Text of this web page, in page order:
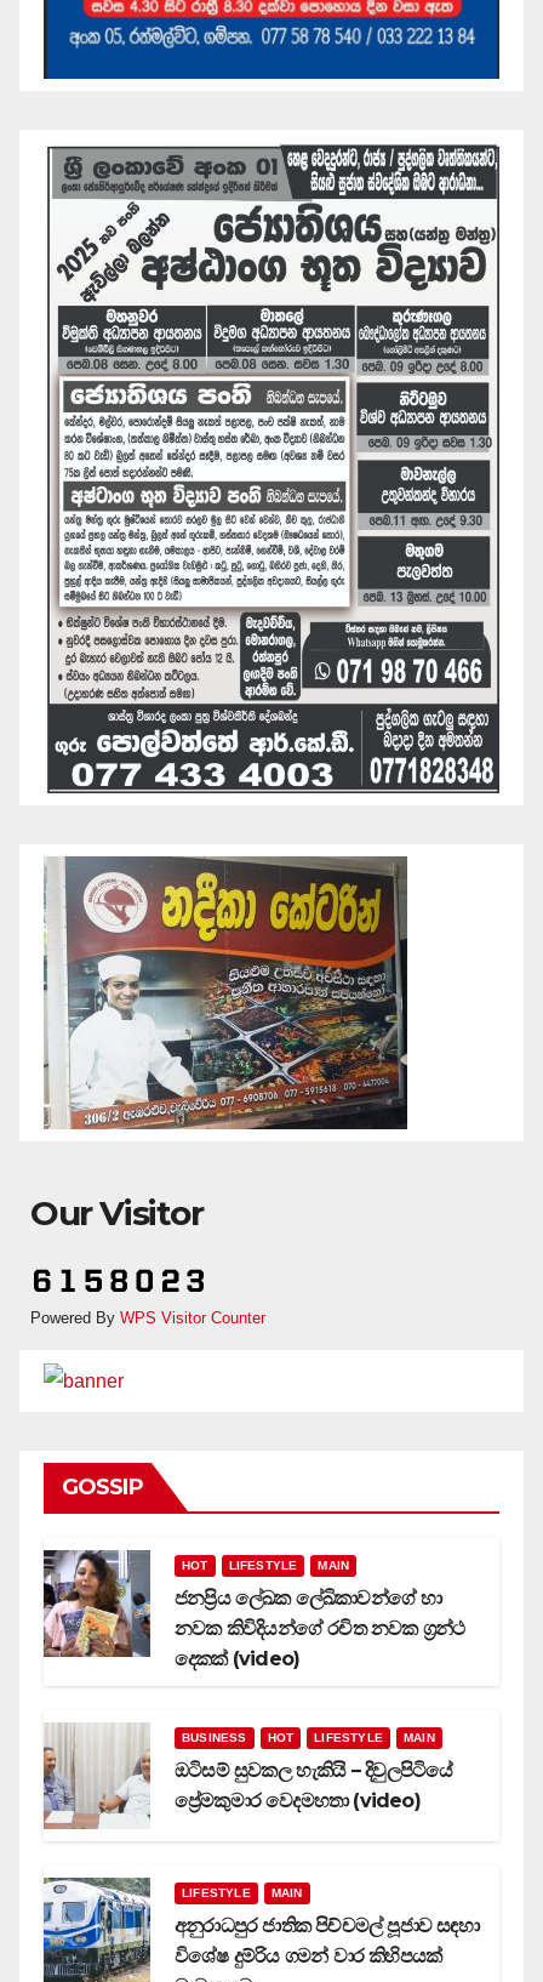
Our Visitor
Powered By WPS Visitor Counter
GOSSIP
HOT LIFESTYLE MAIN
ජනප්‍රිය ලේඛක ලේඛිකාවන්ගේ හා
නවක කිවිදියන්ගේ රචිත නවක ග්‍රන්ථ
දෙකක් (video)
BUSINESS HOT LIFESTYLE MAIN
ඔටිසම් සුවකල හැකියි – දිවුලපිටියේ
ප්‍රේමකුමාර වෙදමහතා (video)
LIFESTYLE MAIN
අනුරාධපුර ජාතික පිච්චමල් පූජාව සඳහා
විශේෂ දුම්රිය ගමන් වාර කිහිපයක්